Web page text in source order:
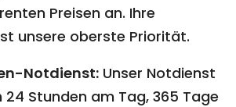
Preisen an. Ihre
unsere oberste Priorität.
Notdienst: Unser Notdienst
24 Stunden am Tag, 365 Tage